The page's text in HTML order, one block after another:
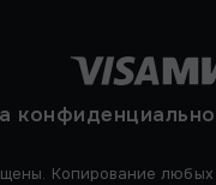
Копирование любых